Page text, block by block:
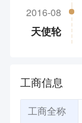
2016-08
天使轮
工商信息
工商全称